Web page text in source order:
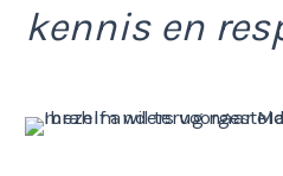
kennis en